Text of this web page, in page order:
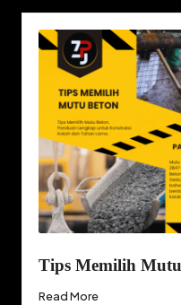
Tips Memilih
Read More